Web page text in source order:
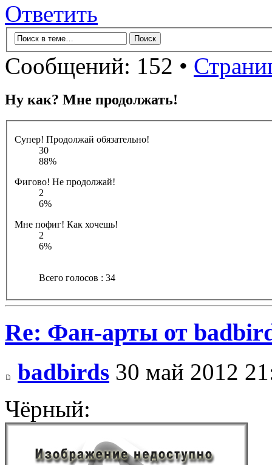
Ответить
Сообщений: 152 •
Ну как? Мне продолжать!
Супер! Продолжай обязательно!
30
88%
Фигово! Не продолжай!
2
6%
Мне пофиг! Как хочешь!
2
6%
Всего голосов : 34
Re: Фан-арты от
badbirds 30 май 2012
Чёрный: